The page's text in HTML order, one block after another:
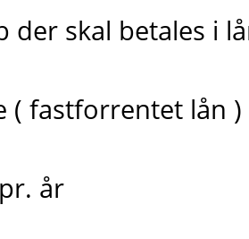
der skal betales i
( fastforrentet lån )
år